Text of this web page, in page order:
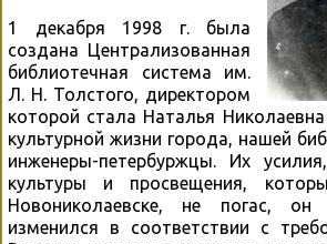
1 декабря 1998 г. была
создана Централизованная
библиотечная система им.
Л. Н. Толстого, директором
которой стала Наталья
культурной жизни города, нашей
инженеры-петербуржцы. Их
культуры и просвещения,
Новониколаевске, не погас,
изменился в соответствии с